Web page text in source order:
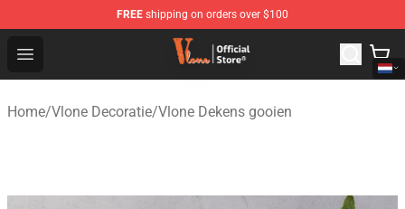
FREE shipping on orders over $100
Open menu
Vlone Shop - Official Vlone Merchandise Store
Home/Vlone Decoratie/Vlone Dekens gooien